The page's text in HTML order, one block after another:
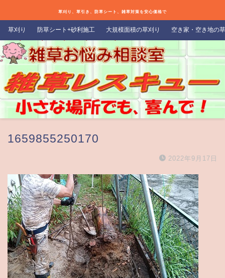
草刈り、草引き、防草シート、雑草対策を安心価格で
草刈り 防草シート+砂利施工 大規模面積の草刈り 空き家・空き地の
1659855250170
2022年9月17日